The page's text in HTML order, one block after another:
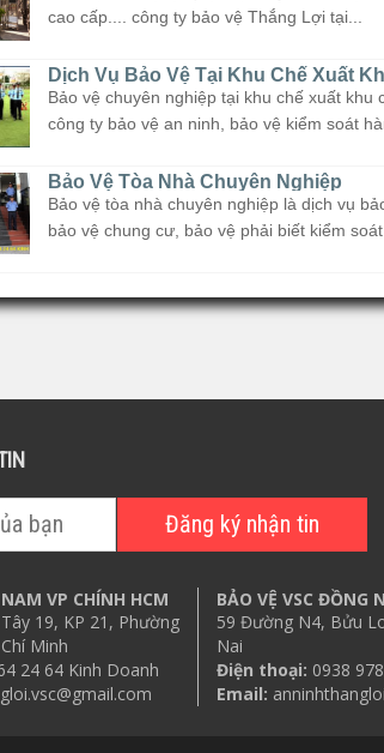
cao cấp.... công ty bảo vệ Thắng Lợi tại...
Dịch Vụ Bảo Vệ Tại Khu Chế Xuất
Bảo vệ chuyên nghiệp tại khu chế xuất khu
công ty bảo vệ an ninh, bảo vệ kiểm soát
Bảo Vệ Tòa Nhà Chuyên Nghiệp
Bảo vệ tòa nhà chuyên nghiệp là dịch vụ
bảo vệ chung cư, bảo vệ phải biết kiểm soát
VP CHÍNH HCM
19, KP 21, Phường
Minh
24 64 Kinh Doanh
BẢO VỆ VSC ĐỒNG
59 Đường N4, Bửu
Nai
Điện thoại: 0938
Email: